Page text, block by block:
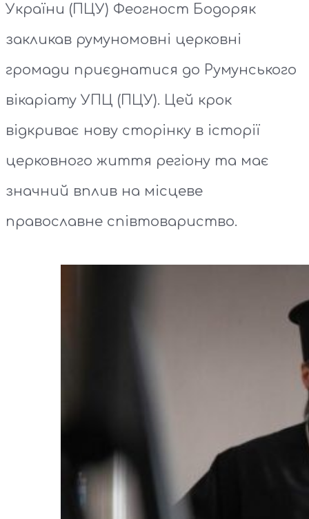
України (ПЦУ) Феогност Бодоряк
закликав румуномовні церковні
громади приєднатися до Румунського
вікаріату УПЦ (ПЦУ). Цей крок
відкриває нову сторінку в історії
церковного життя регіону та має
значний вплив на місцеве
православне співтовариство.